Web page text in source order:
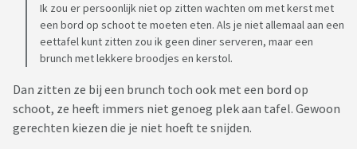
Ik zou er persoonlijk niet op zitten wachten om met kerst met
een bord op schoot te moeten eten. Als je niet allemaal aan een
eettafel kunt zitten zou ik geen diner serveren, maar een
brunch met lekkere broodjes en kerstol.
Dan zitten ze bij een brunch toch ook met een bord op
schoot, ze heeft immers niet genoeg plek aan tafel. Gewoon
gerechten kiezen die je niet hoeft te snijden.